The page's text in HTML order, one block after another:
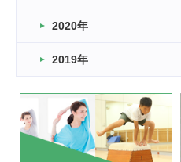
2022.11.03
緑ケ丘体育館
いたっぼーる大会☆彡
緑ケ丘体育館
2022.07.03
2020年
2019年